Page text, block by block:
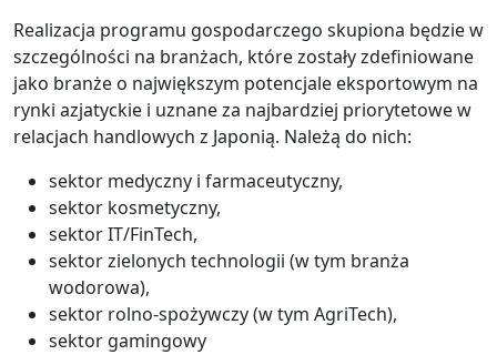
Realizacja programu gospodarczego skupiona będzie w
szczególności na branżach, które zostały zdefiniowane
jako branże o największym potencjale eksportowym na
rynki azjatyckie i uznane za najbardziej priorytetowe w
relacjach handlowych z Japonią. Należą do nich:
sektor medyczny i farmaceutyczny,
sektor kosmetyczny,
sektor IT/FinTech,
sektor zielonych technologii (w tym branża
wodorowa),
sektor rolno-spożywczy (w tym AgriTech),
sektor gamingowy